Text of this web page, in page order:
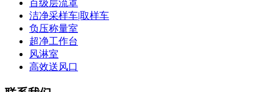
百级层流罩
洁净采样车|取样车
负压称量室
超净工作台
风淋室
高效送风口